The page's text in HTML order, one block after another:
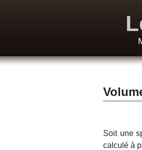
Soit une
calculé à